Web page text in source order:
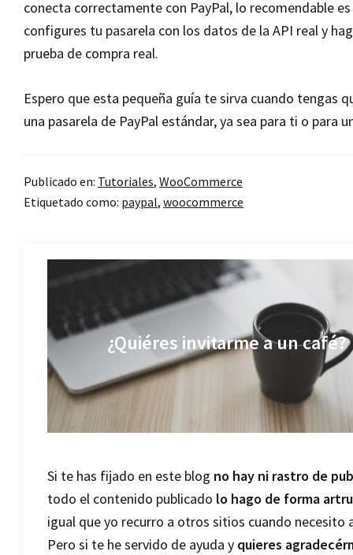
conecta correctamente con PayPal, lo recomendable
configures tu pasarela con los datos de la API real y
prueba de compra real.
Espero que esta pequeña guía te sirva cuando tengas
una pasarela de PayPal estándar, ya sea para ti o para
Publicado en: Tutoriales, WooCommerce
Etiquetado como: paypal, woocommerce
¿Quiéres invitarme a un café?
Si te has fijado en este blog no hay ni rastro de
todo el contenido publicado lo hago de forma
igual que yo recurro a otros sitios cuando necesito
Pero si te he servido de ayuda y quieres